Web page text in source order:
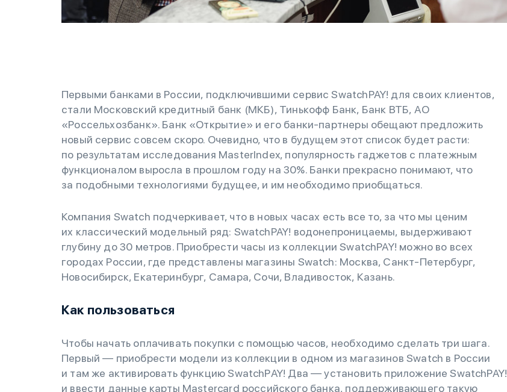
Первыми банками в России, подключившими сервис SwatchPAY! для своих клиентов,
стали Московский кредитный банк (МКБ), Тинькофф Банк, Банк ВТБ, АО
«Россельхозбанк». Банк «Открытие» и его банки-партнеры обещают предложить
новый сервис совсем скоро. Очевидно, что в будущем этот список будет расти:
по результатам исследования MasterIndex, популярность гаджетов с платежным
функционалом выросла в прошлом году на 30%. Банки прекрасно понимают, что
за подобными технологиями будущее, и им необходимо приобщаться.
Компания Swatch подчеркивает, что в новых часах есть все то, за что мы ценим
их классический модельный ряд: SwatchPAY! водонепроницаемы, выдерживают
глубину до 30 метров. Приобрести часы из коллекции SwatchPAY! можно во всех
городах России, где представлены магазины Swatch: Москва, Санкт-Петербург,
Новосибирск, Екатеринбург, Самара, Сочи, Владивосток, Казань.
Как пользоваться
Чтобы начать оплачивать покупки с помощью часов, необходимо сделать три шага.
Первый — приобрести модели из коллекции в одном из магазинов Swatch в России
и там же активировать функцию SwatchРAY! Два — установить приложение SwatchPAY!
и ввести данные карты Mastercard российского банка, поддерживающего такую